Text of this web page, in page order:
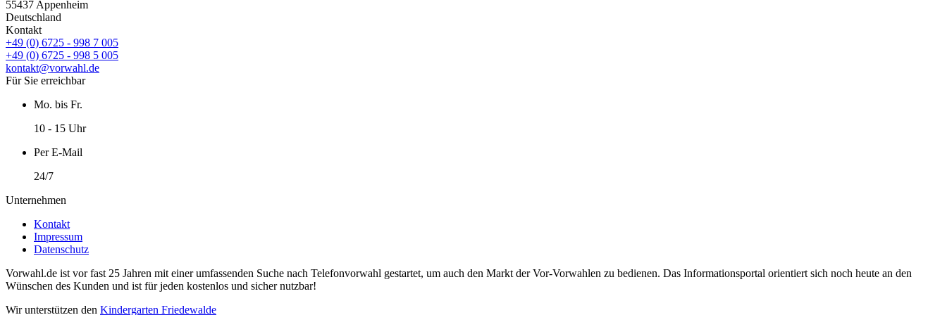
55437 Appenheim
Deutschland
Kontakt
+49 (0) 6725 - 998 7 005
+49 (0) 6725 - 998 5 005
kontakt@vorwahl.de
Für Sie erreichbar
Mo. bis Fr.
10 - 15 Uhr
Per E-Mail
24/7
Unternehmen
Kontakt
Impressum
Datenschutz
Vorwahl.de ist vor fast 25 Jahren mit einer umfassenden Suche nach Telefonvorwahl gestartet, um auch den Markt der Vor-Vorwahlen zu bedienen. Das Informationsportal orientiert sich noch heute an den
Wünschen des Kunden und ist für jeden kostenlos und sicher nutzbar!
Wir unterstützen den Kindergarten Friedewalde